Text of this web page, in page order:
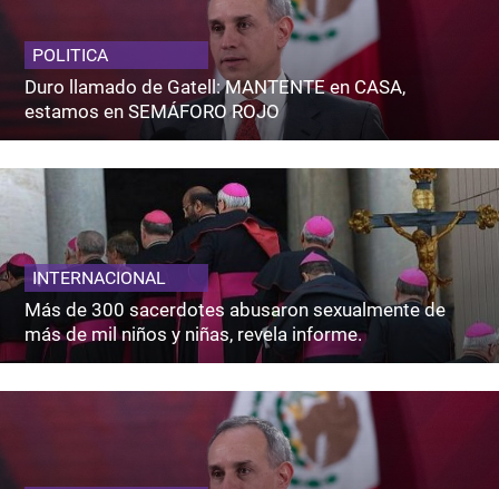
POLITICA
Duro llamado de Gatell: MANTENTE en CASA,
estamos en SEMÁFORO ROJO
INTERNACIONAL
Más de 300 sacerdotes abusaron sexualmente de
más de mil niños y niñas, revela informe.